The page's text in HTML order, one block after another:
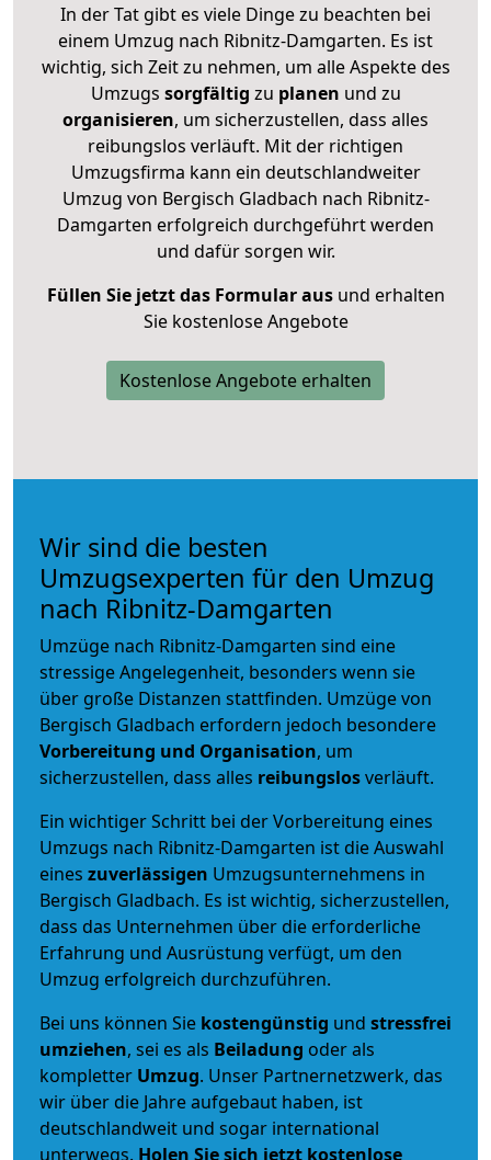
In der Tat gibt es viele Dinge zu beachten bei
einem Umzug nach Ribnitz-Damgarten. Es ist
wichtig, sich Zeit zu nehmen, um alle Aspekte des
Umzugs sorgfältig zu planen und zu
organisieren, um sicherzustellen, dass alles
reibungslos verläuft. Mit der richtigen
Umzugsfirma kann ein deutschlandweiter
Umzug von Bergisch Gladbach nach Ribnitz-
Damgarten erfolgreich durchgeführt werden
und dafür sorgen wir.
Füllen Sie jetzt das Formular ausund erhalten
Sie kostenlose Angebote
Kostenlose Angebote erhalten
Wir sind die besten
Umzugsexperten für den Umzug
nach Ribnitz-Damgarten
Umzüge nach Ribnitz-Damgarten sind eine
stressige Angelegenheit, besonders wenn sie
über große Distanzen stattfinden. Umzüge von
Bergisch Gladbach erfordern jedoch besondere
Vorbereitung und Organisation, um
sicherzustellen, dass alles reibungslosverläuft.
Ein wichtiger Schritt bei der Vorbereitung eines
Umzugs nach Ribnitz-Damgarten ist die Auswahl
eines zuverlässigen Umzugsunternehmens in
Bergisch Gladbach. Es ist wichtig, sicherzustellen,
dass das Unternehmen über die erforderliche
Erfahrung und Ausrüstung verfügt, um den
Umzug erfolgreich durchzuführen.
Bei uns können Sie kostengünstig und stressfrei
umziehen, sei es als Beiladung oder als
kompletter Umzug. Unser Partnernetzwerk, das
wir über die Jahre aufgebaut haben, ist
deutschlandweit und sogar international
unterwegs. Holen Sie sich jetzt kostenlose